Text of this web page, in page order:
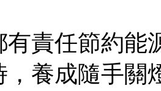
任節約能
，養成隨手關